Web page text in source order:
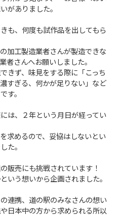
がありました。
も、何度も試作品を出してもら
加工製造業者さんが製造できな
者さんへお願いしました。
きず、味見をする際に「こっち
すぎる、何かが足りない」など
す。
は、２年という月日が経ってい
求めるので、妥協はしないとい
た。
販売にも挑戦されています！
いう想いから企画されました。
連携、道の駅のみなさんの想い
日本中の方から求められる所以